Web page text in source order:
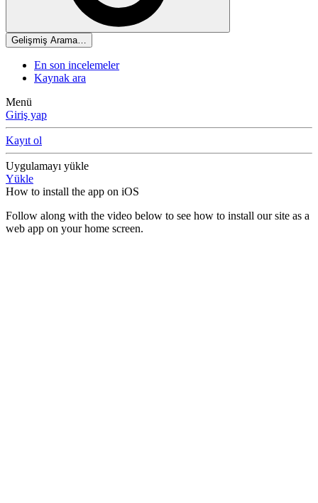
Gelişmiş Arama…
En son incelemeler
Kaynak ara
Menü
Giriş yap
Kayıt ol
Uygulamayı yükle
Yükle
How to install the app on iOS
Follow along with the video below to see how to install our site as a
web app on your home screen.